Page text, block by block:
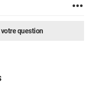
votre question